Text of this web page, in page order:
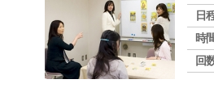
日
時
回